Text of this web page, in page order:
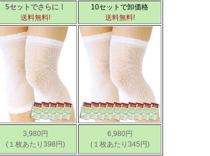
5セットでさらに！
送料無料!
10セットで卸価格
送料無料!
3,980円
(１枚あたり398円)
6,980円
(１枚あたり345円)